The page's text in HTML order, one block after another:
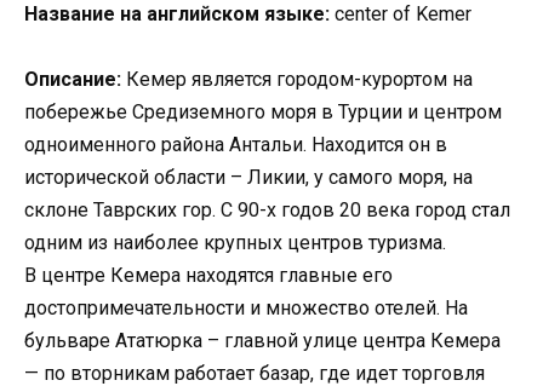
Название на английском языке: center of Kemer
Описание: Кемер является городом-курортом на
побережье Средиземного моря в Турции и центром
одноименного района Антальи. Находится он в
исторической области – Ликии, у самого моря, на
склоне Таврских гор. С 90-х годов 20 века город стал
одним из наиболее крупных центров туризма.
В центре Кемера находятся главные его
достопримечательности и множество отелей. На
бульваре Ататюрка – главной улице центра Кемера
— по вторникам работает базар, где идет торговля